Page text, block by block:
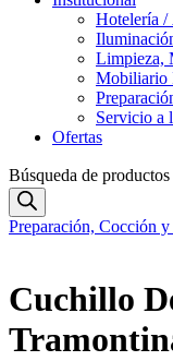
Hotelería /
Limpieza,
Mobiliario
Servicio a
Ofertas
Búsqueda de productos
Preparación, Cocción
Cuchillo